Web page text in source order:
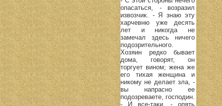
опасаться, - возразил
извозчик. - Я знаю эту
харчевню уже десять
лет и никогда не
замечал здесь ничего
подозрительного.
Хозяин редко бывает
дома, говорят, он
торгует вином; жена же
его тихая женщина и
никому не делает зла, -
вы напрасно ее
подозреваете, господин.
- И все-таки, - опять